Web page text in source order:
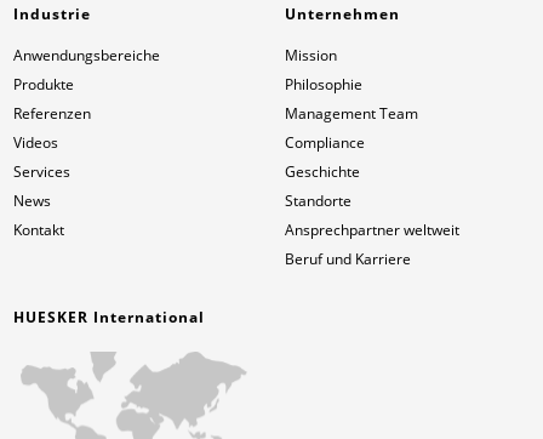
HUESKER International
Industrie
Anwendungsbereiche
Produkte
Referenzen
Videos
Services
News
Kontakt
Unternehmen
Mission
Philosophie
Management Team
Compliance
Geschichte
Standorte
Ansprechpartner weltweit
Beruf und Karriere